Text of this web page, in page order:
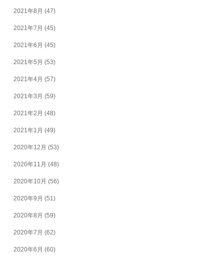
2021年8月 (47)
2021年7月 (45)
2021年6月 (45)
2021年5月 (53)
2021年4月 (57)
2021年3月 (59)
2021年2月 (48)
2021年1月 (49)
2020年12月 (53)
2020年11月 (48)
2020年10月 (56)
2020年9月 (51)
2020年8月 (59)
2020年7月 (62)
2020年6月 (60)